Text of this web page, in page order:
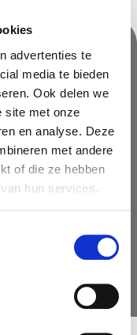
advertenties te
media te bieden
Ook delen we
site met onze
en analyse. Deze
met andere
of die ze hebben
hun services.
Schrijf
AANMELDEN